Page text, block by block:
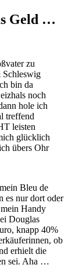
Geld …
zu
Schleswig
bin da
noch
hole ich
treffend
leisten
glücklich
übers Ohr
Bleu de
es nur dort oder
Handy
Douglas
knapp 40%
ob
erhielt die
sei. Aha …